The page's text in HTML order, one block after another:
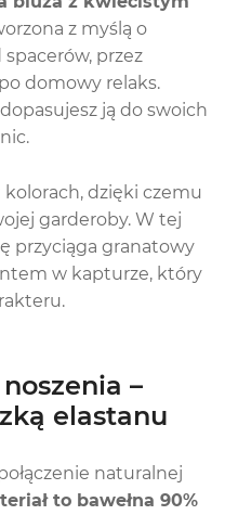
z myślą o
przez
domowy relaks.
ją do swoich
dzięki czemu
garderoby. W tej
przyciąga granatowy
w kapturze, który
–
elastanu
naturalnej
to bawełna 90%